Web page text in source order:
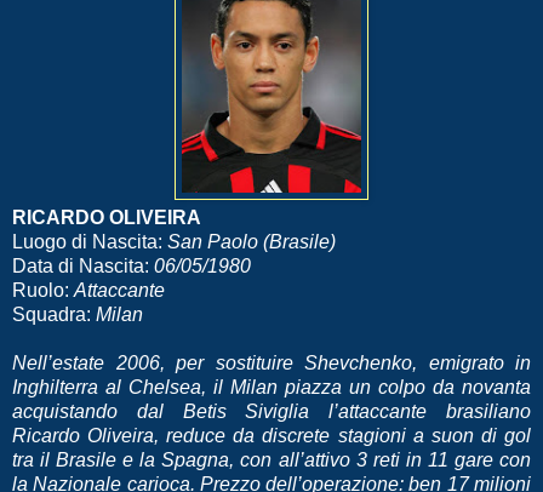
RICARDO OLIVEIRA
Luogo di Nascita: San Paolo (Brasile)
Data di Nascita: 06/05/1980
Ruolo: Attaccante
Squadra: Milan
Nell’estate 2006, per sostituire Shevchenko, emigrato in
Inghilterra al Chelsea, il Milan piazza un colpo da novanta
acquistando dal Betis Siviglia l’attaccante brasiliano
Ricardo Oliveira, reduce da discrete stagioni a suon di gol
tra il Brasile e la Spagna, con all’attivo 3 reti in 11 gare con
la Nazionale carioca. Prezzo dell’operazione: ben 17 milioni